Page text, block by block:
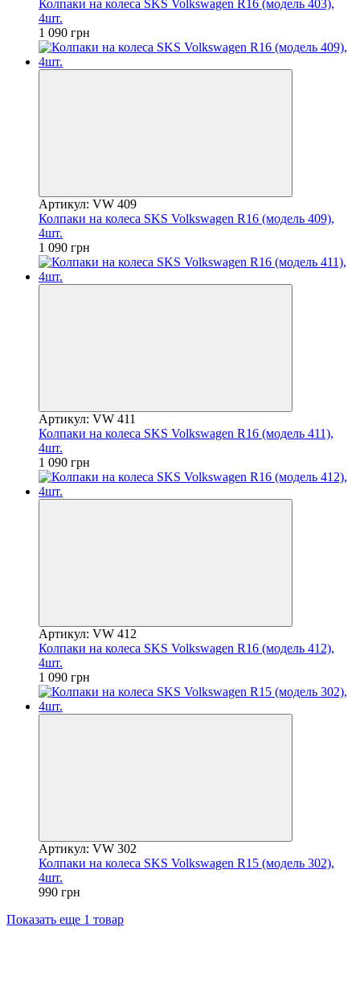
Колпаки на колеса SKS Volkswagen R16 (модель 403),
4шт.
1 090 грн
Артикул: VW 409
Колпаки на колеса SKS Volkswagen R16 (модель 409),
4шт.
1 090 грн
Артикул: VW 411
Колпаки на колеса SKS Volkswagen R16 (модель 411),
4шт.
1 090 грн
Артикул: VW 412
Колпаки на колеса SKS Volkswagen R16 (модель 412),
4шт.
1 090 грн
Артикул: VW 302
Колпаки на колеса SKS Volkswagen R15 (модель 302),
4шт.
990 грн
Показать еще 1 товар